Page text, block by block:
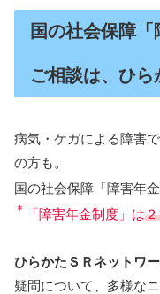
国の社会保障
ご相談は、ひら
病気・ケガによる障害
の方も。
国の社会保障「障害年金
＊ 「障害年金制度」は
ひらかたＳＲネットワ
疑問について、多様な